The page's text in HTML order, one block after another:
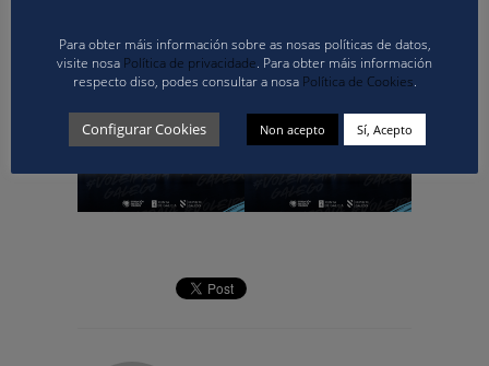
Para obter máis información sobre as nosas políticas de datos,
visite nosa Política de privacidade. Para obter máis información
respecto diso, podes consultar a nosa Política de Cookies.
Configurar Cookies Non acepto Sí, Acepto